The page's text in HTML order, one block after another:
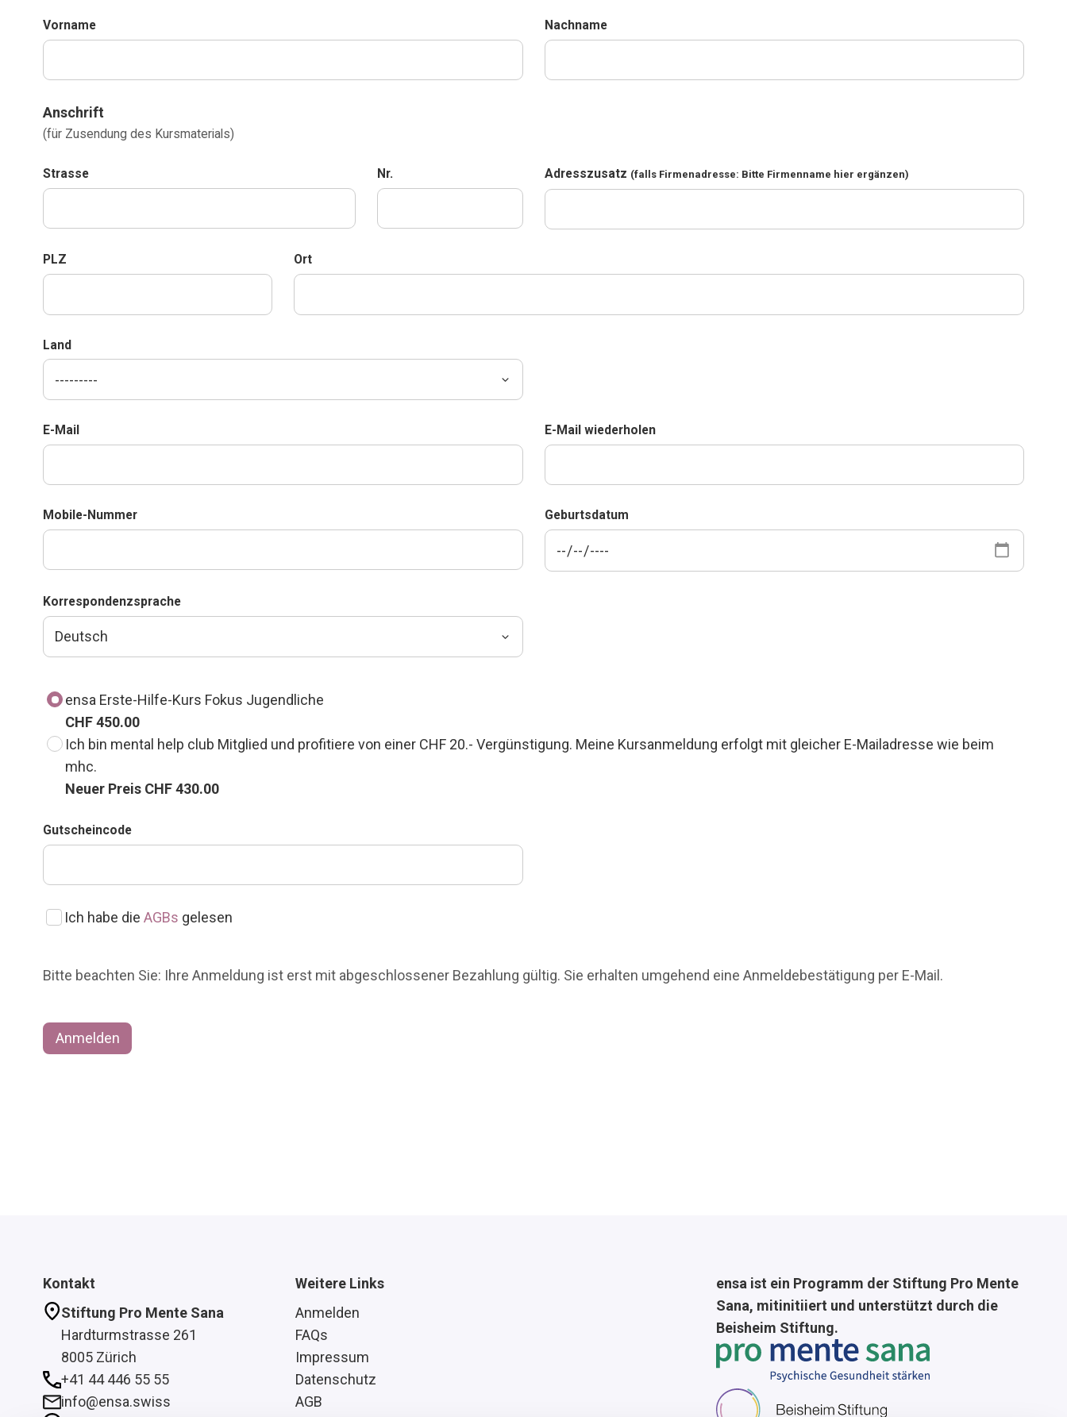
Vorname Nachname
Anschrift
(für Zusendung des Kursmaterials)
Strasse Nr. Adresszusatz (falls Firmenadresse: Bitte Firmenname hier ergänzen)
PLZ Ort
Land
E-Mail E-Mail wiederholen
Mobile-Nummer Geburtsdatum
Korrespondenzsprache
ensa Erste-Hilfe-Kurs Fokus Jugendliche
CHF 450.00
Ich bin mental help club Mitglied und profitiere von einer CHF 20.- Vergünstigung. Meine Kursanmeldung erfolgt mit gleicher E-Mailadresse wie beim
mhc.
Neuer Preis CHF 430.00
Gutscheincode
Ich habe dieAGBs gelesen
Bitte beachten Sie: Ihre Anmeldung ist erst mit abgeschlossener Bezahlung gültig. Sie erhalten umgehend eine Anmeldebestätigung per E-Mail.
Anmelden
Kontakt
Stiftung Pro Mente Sana
Hardturmstrasse 261
8005 Zürich
+41 44 446 55 55
info@ensa.swiss
Weitere Links
Anmelden
FAQs
Impressum
Datenschutz
AGB
ensa ist ein Programm der Stiftung Pro Mente
Sana, mitinitiiert und unterstützt durch die
Beisheim Stiftung.